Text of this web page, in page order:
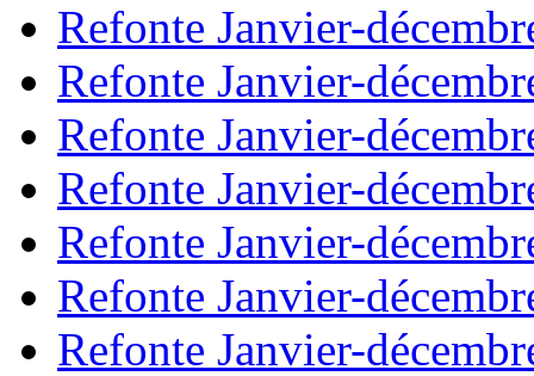
Refonte Janvier-
Refonte Janvier-
Refonte Janvier-
Refonte Janvier-
Refonte Janvier-
Refonte Janvier-
Refonte Janvier-